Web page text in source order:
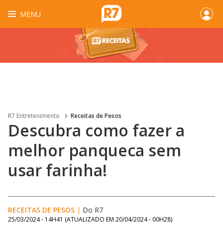
MENU
R7 Entretenimento Receitas de Pesos
Descubra como fazer a
melhor panqueca sem
usar farinha!
RECEITAS DE PESOS | Do R7
25/03/2024 - 14H41 (ATUALIZADO EM 20/04/2024 - 00H28)